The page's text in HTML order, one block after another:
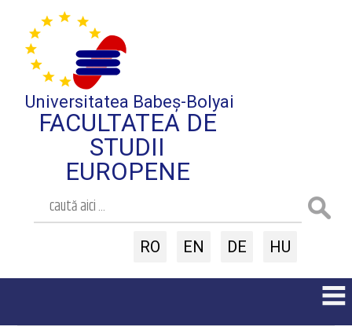
Universitatea Babeș-Bolyai
FACULTATEA DE
STUDII
EUROPENE
RO EN DE HU